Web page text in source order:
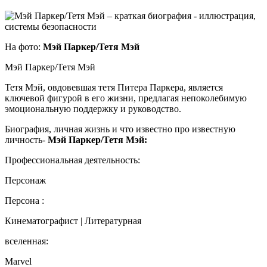
На фото: Мэй Паркер/Тетя Мэй
Мэй Паркер/Тетя Мэй
Тетя Мэй, овдовевшая тетя Питера Паркера, является
ключевой фигурой в его жизни, предлагая непоколебимую
эмоциональную поддержку и руководство.
Биография, личная жизнь и что известно про известную
личность- Мэй Паркер/Тетя Мэй:
Профессиональная деятельность:
Персонаж
Персона :
Кинематографист | Литературная
вселенная:
Marvel